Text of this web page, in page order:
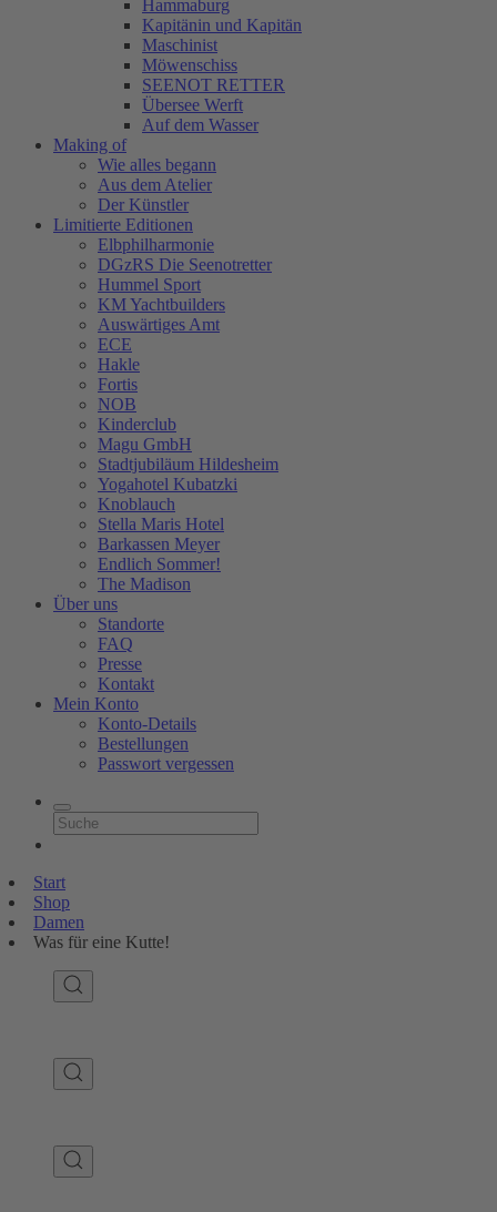
Hammaburg
Kapitänin und Kapitän
Maschinist
Möwenschiss
SEENOT RETTER
Übersee Werft
Auf dem Wasser
Making of
Wie alles begann
Aus dem Atelier
Der Künstler
Limitierte Editionen
Elbphilharmonie
DGzRS Die Seenotretter
Hummel Sport
KM Yachtbuilders
Auswärtiges Amt
ECE
Hakle
Fortis
NOB
Kinderclub
Magu GmbH
Stadtjubiläum Hildesheim
Yogahotel Kubatzki
Knoblauch
Stella Maris Hotel
Barkassen Meyer
Endlich Sommer!
The Madison
Über uns
Standorte
FAQ
Presse
Kontakt
Mein Konto
Konto-Details
Bestellungen
Passwort vergessen
Start
Shop
Damen
Was für eine Kutte!